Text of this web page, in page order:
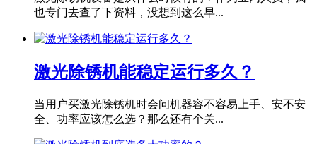
也专门去查了下资料，没想到这么早...
激光除锈机能稳定运行多久？
当用户买激光除锈机时会问机器容不容易上手、安不安
全、功率应该怎么选？那么还有个关...